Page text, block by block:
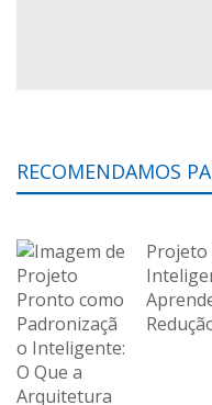
RECOMENDAMOS
Projeto